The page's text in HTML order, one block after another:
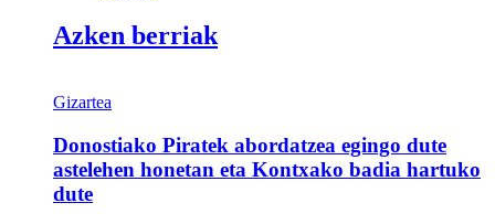
Azken berriak
Gizartea
Donostiako Piratek abordatzea egingo dute
astelehen honetan eta Kontxako badia hartuko
dute